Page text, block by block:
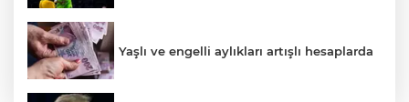
Yaşlı ve engelli aylıkları artışlı hesaplarda